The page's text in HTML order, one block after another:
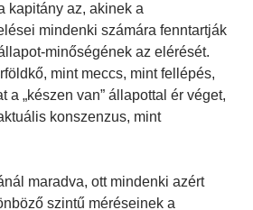
kapitány az, akinek a
mindenki számára fenntartják
minőségének az elérését.
mint meccs, mint fellépés,
a „készen van” állapottal ér véget,
konszenzus, mint
maradva, ott mindenki azért
szintű méréseinek a